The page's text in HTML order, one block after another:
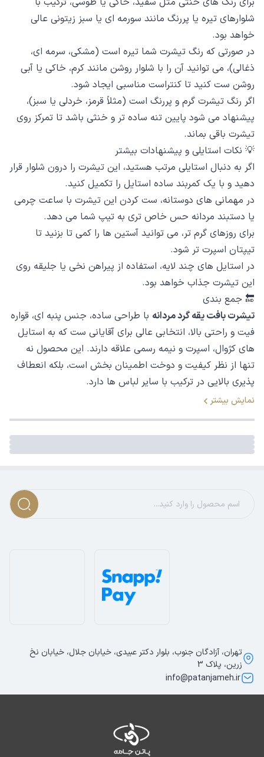
شلوارهای تیره یا پررنگ مانند سورمه ای یا سبز زیتونی عالی
خواهد بود.
در صورتی که رنگ تیشرت شما تیره است (مشکی، سرمه ای،
ذغالی)، می توانید آن را با شلوار روشن مانند کرم، خاکی یا آبی
روشن ست کنید تا کنتراست مناسبی ایجاد شود.
اگر رنگ تیشرت گرم و پررنگ است (مثلاً قرمز، خردلی یا سبز)،
پیشنهاد می شود پایین تنه ساده تر و خنثی باشد تا تمرکز روی
تیشرت باقی بماند.
💡 نکات استایلی و پیشنهادات بیشتر
اگر به دنبال استایلی مرتب هستید، این تیشرت را درون شلوار قرار
دهید و با یک کمربند ساده استایل را تکمیل کنید.
در مهمانی های دوستانه، ست کردن این تیشرت با ساعت چرمی
یا دستبند مردانه حس خاص تری به تیپ شما می دهد.
برای روزهای گرم تر، می توانید آستین ها را کمی تا بزنید تا
تیپتان اسپرت تر شود.
در استایل های چند لایه، استفاده از پیراهن نخی یا جلیقه روی
این تیشرت جذاب خواهد بود.
🔚 جمع بندی
تیشرت بافت یقه گرد مردانه با طراحی ساده، جنس پنبه ای، قواره
فیت و راحتی بالا، انتخابی عالی برای آقایانی ست که به استایل
های کژوال، اسپرت و نیمه رسمی علاقه دارند. این محصول نه
تنها از نظر کیفیت و دوخت اطمینان بخش است، بلکه انعطاف
پذیری بالایی در ترکیب با سایر لباس ها دارد.
نمایش بیشتر
تهران، آزادگان جنوب، بلوار دکتر عبیدی، خیابان جلال، خیابان نخ
زرین، پلاک 3
info@patanjameh.ir